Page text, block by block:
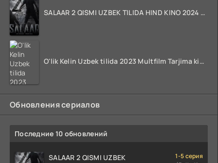
SALAAR 2 QISMI UZBEK TILIDA HIND KINO 2024 TARJIMA 720p HD Skachat
O'lik Kelin Uzbek tilida 2023 Multfilm Tarjima kino skachat
Обновления сериалов
Последние 10 обновлений
SALAAR 2 QISMI UZBEK
1-5 серия